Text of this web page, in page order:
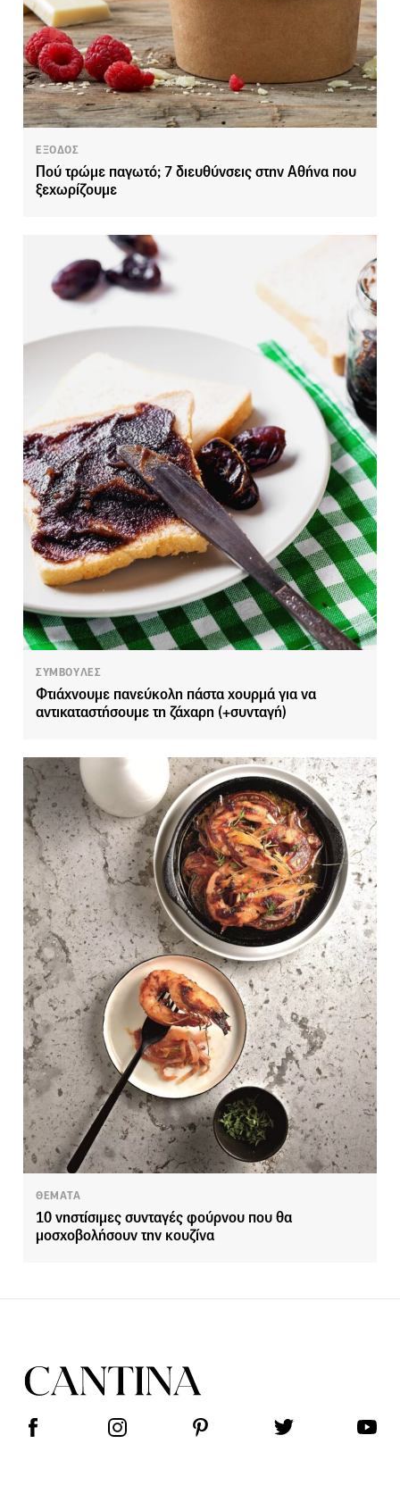
ΕΞΟΔΟΣ
Πού τρώμε παγωτό; 7 διευθύνσεις στην Αθήνα που
ξεχωρίζουμε
ΣΥΜΒΟΥΛΕΣ
Φτιάχνουμε πανεύκολη πάστα χουρμά για να
αντικαταστήσουμε τη ζάχαρη (+συνταγή)
ΘΕΜΑΤΑ
10 νηστίσιμες συνταγές φούρνου που θα
μοσχοβολήσουν την κουζίνα